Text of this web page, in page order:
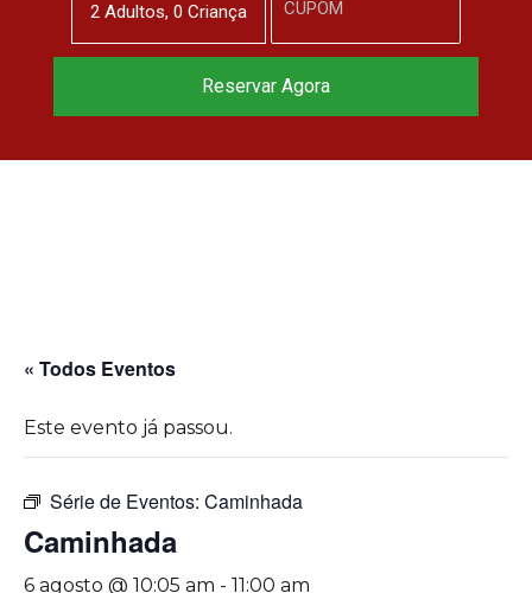
« Todos Eventos
Este evento já passou.
Série de Eventos: Caminhada
Caminhada
6 agosto @ 10:05 am - 11:00 am
2 Adultos, 0 Criança
Reservar Agora